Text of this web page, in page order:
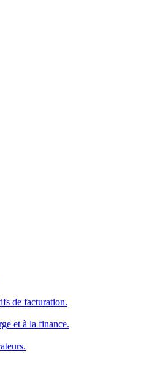
de facturation.
et à la finance.